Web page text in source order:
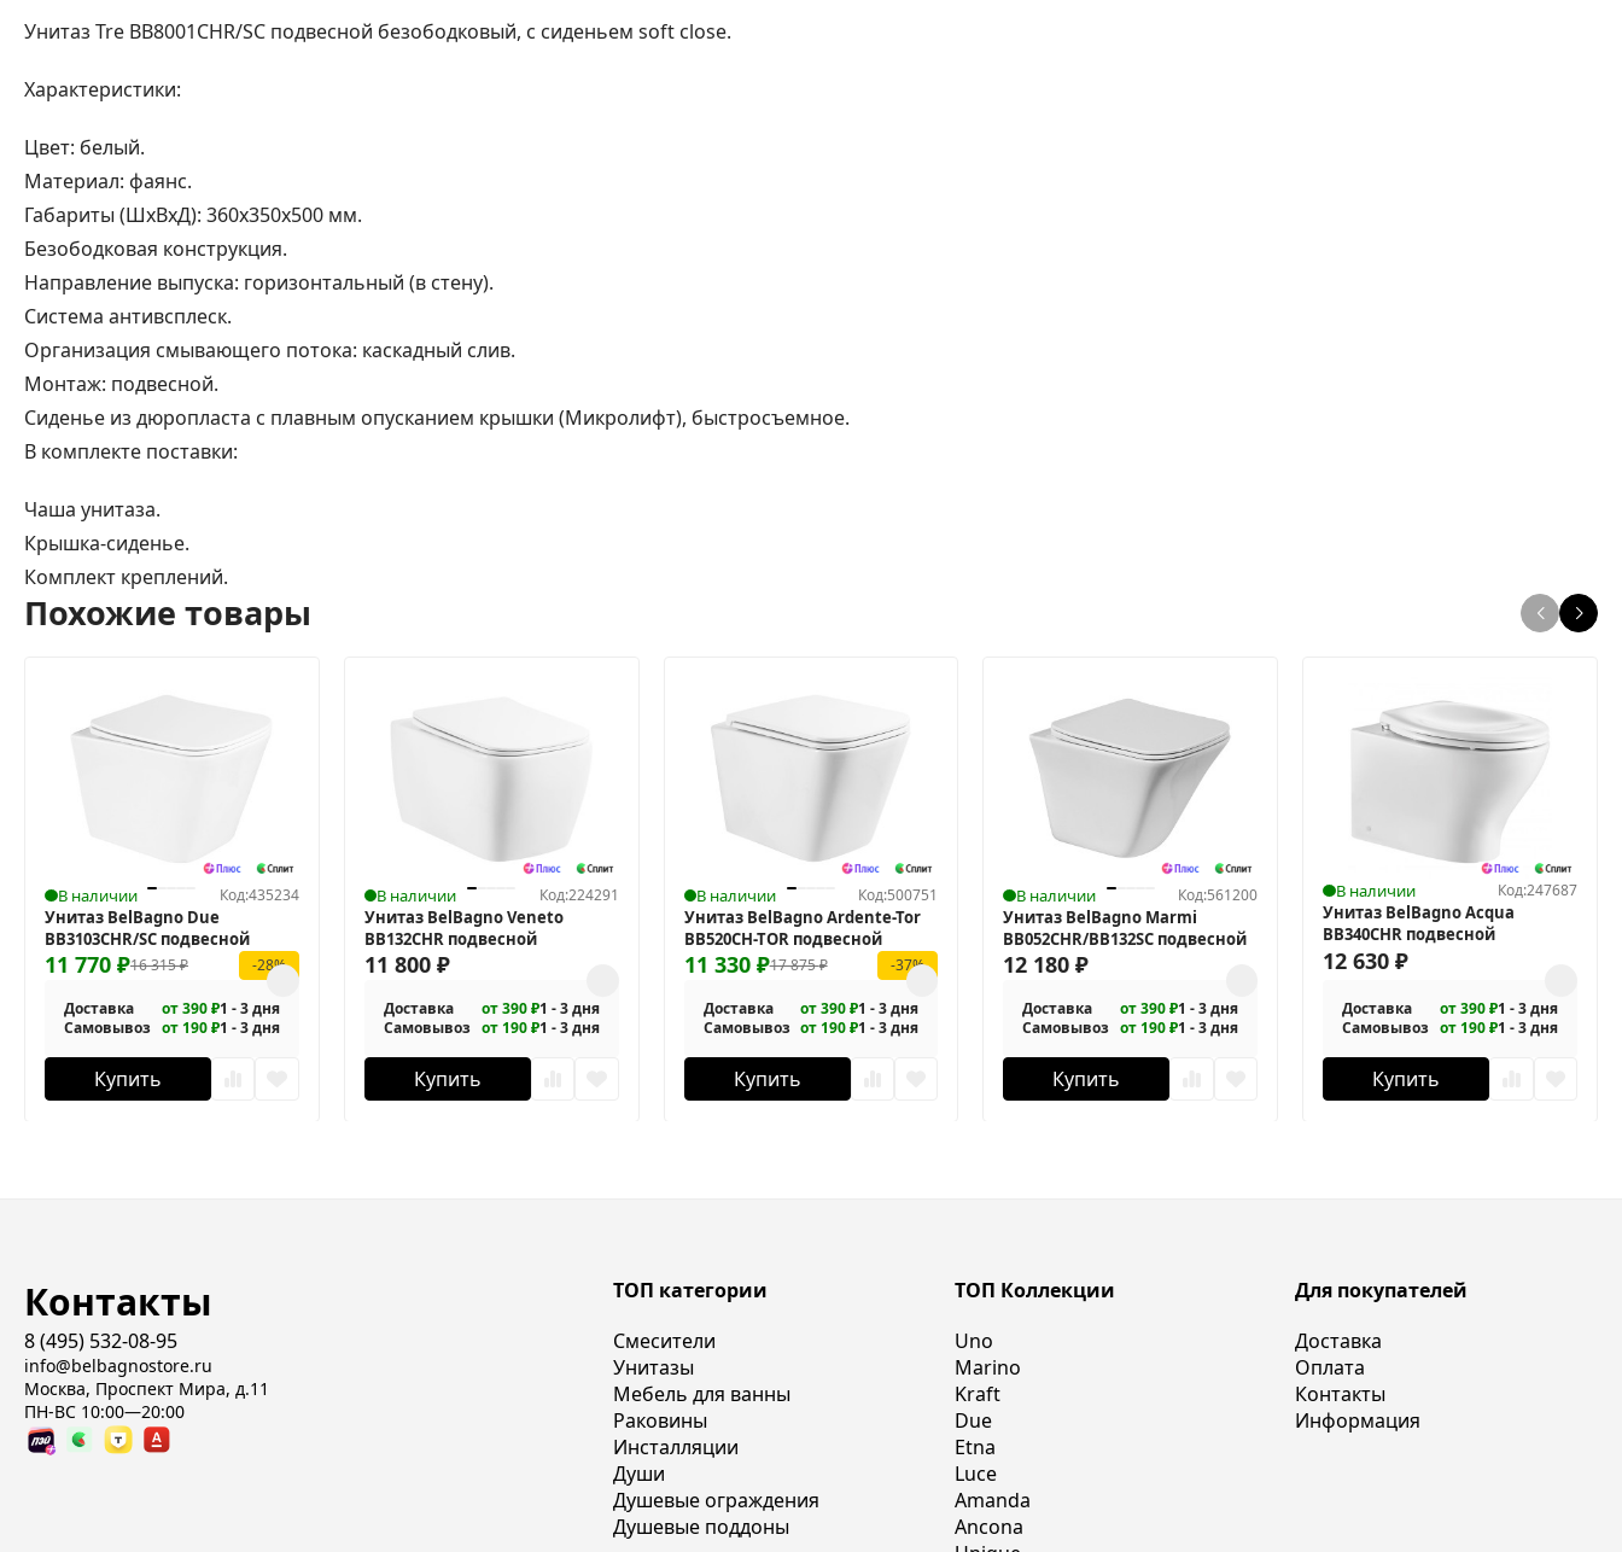
Унитаз Tre BB8001CHR/SC подвесной безободковый, с сиденьем soft close.
Характеристики:
Цвет: белый.
Материал: фаянс.
Габариты (ШхВхД): 360х350х500 мм.
Безободковая конструкция.
Направление выпуска: горизонтальный (в стену).
Система антивсплеск.
Организация смывающего потока: каскадный слив.
Монтаж: подвесной.
Сиденье из дюропласта с плавным опусканием крышки (Микролифт), быстросъемное.
В комплекте поставки:
Чаша унитаза.
Крышка-сиденье.
Комплект креплений.
Похожие товары
В наличии Код:435234
Унитаз BelBagno Due
BB3103CHR/SC подвесной
16 315₽
11 770 ₽ -28%
Доставка от 390 ₽1 - 3 дня
Самовывоз от 190 ₽1 - 3 дня
Купить
В наличии Код:224291
Унитаз BelBagno Veneto
BB132CHR подвесной
11 800 ₽
Доставка от 390 ₽1 - 3 дня
Самовывоз от 190 ₽1 - 3 дня
Купить
В наличии Код:500751
Унитаз BelBagno Ardente-Tor
BB520CH-TOR подвесной
17 875₽
11 330 ₽ -37%
Доставка от 390 ₽1 - 3 дня
Самовывоз от 190 ₽1 - 3 дня
Купить
В наличии Код:561200
Унитаз BelBagno Marmi
BB052CHR/BB132SC подвесной
12 180₽
Доставка от 390 ₽1 - 3 дня
Самовывоз от 190 ₽1 - 3 дня
Купить
В наличии Код:247687
Унитаз BelBagno Acqua
BB340CHR подвесной
12 630₽
Доставка от 390 ₽1 - 3 дня
Самовывоз от 190 ₽1 - 3 дня
Купить
Контакты
8 (495) 532-08-95
info@belbagnostore.ru
Москва, Проспект Мира, д.11
ПН-ВС 10:00—20:00
ТОП категории
Смесители
Унитазы
Мебель для ванны
Раковины
Инсталляции
Души
Душевые ограждения
Душевые поддоны
ТОП Коллекции
Uno
Marino
Kraft
Due
Etna
Luce
Amanda
Ancona
Для покупателей
Доставка
Оплата
Контакты
Информация